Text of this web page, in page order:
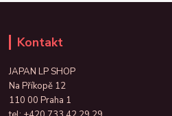
Kontakt
JAPAN LP SHOP
Na Příkopě 12
110 00 Praha 1